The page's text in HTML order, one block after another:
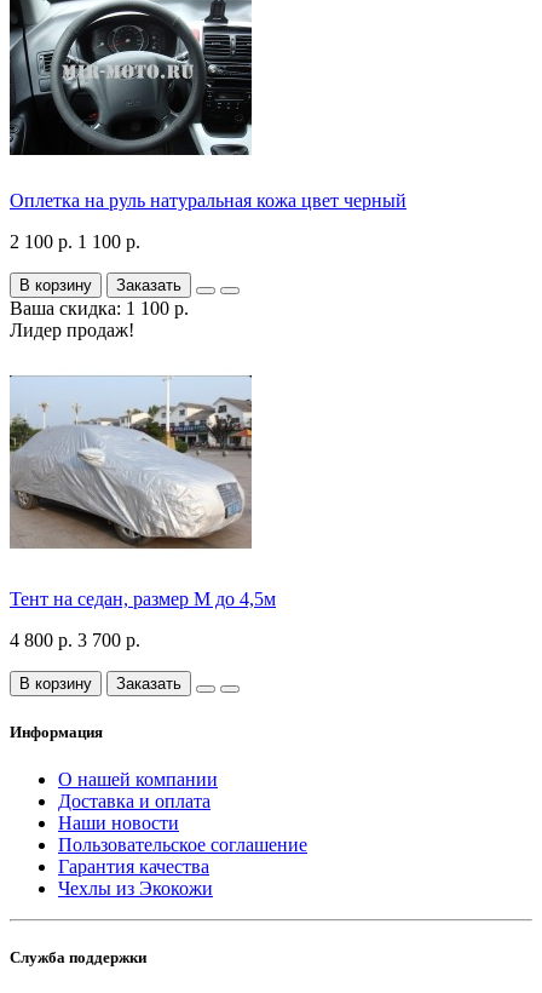
Оплетка на руль натуральная кожа цвет черный
2 100 р. 1 100 р.
В корзину Заказать
Ваша скидка: 1 100 р.
Лидер продаж!
Тент на седан, размер М до 4,5м
4 800 р. 3 700 р.
В корзину Заказать
Информация
О нашей компании
Доставка и оплата
Наши новости
Пользовательское соглашение
Гарантия качества
Чехлы из Экокожи
Служба поддержки